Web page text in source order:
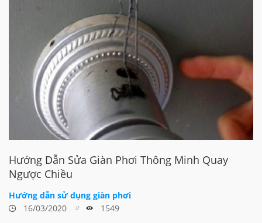
Hướng Dẫn Sửa Giàn Phơi Thông Minh Quay
Ngược Chiều
Hướng dẫn sử dụng giàn phơi
16/03/2020
1549